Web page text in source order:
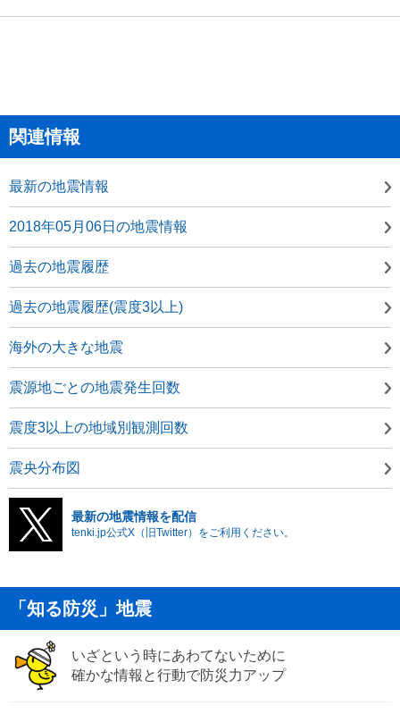
関連情報
最新の地震情報
2018年05月06日の地震情報
過去の地震履歴
過去の地震履歴(震度3以上)
海外の大きな地震
震源地ごとの地震発生回数
震度3以上の地域別観測回数
震央分布図
最新の地震情報を配信
tenki.jp公式X（旧Twitter）をご利用ください。
「知る防災」地震
いざという時にあわてないために
確かな情報と行動で防災力アップ